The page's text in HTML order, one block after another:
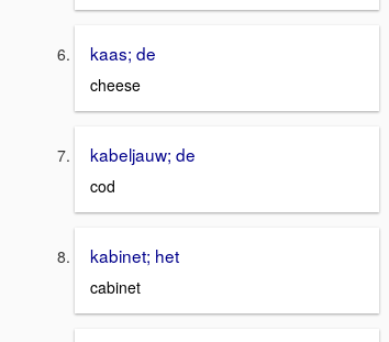
kaas; de
cheese
kabeljauw; de
cod
kabinet; het
cabinet